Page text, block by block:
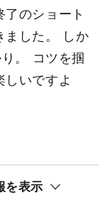
のショート
ました。 しか
。 コツを掴
しいですよ
を表示